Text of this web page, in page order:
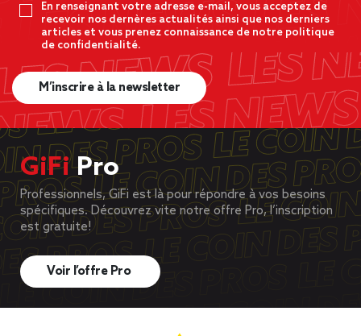
En renseignant votre adresse e-mail, vous acceptez de
recevoir nos dernères actualités ainsi que nos derniers
articles et vous prenez connaissance de notre politique
de confidentialité.
M’inscrire à la newsletter
GiFiPro
Professionnels, GiFi est là pour répondre à vos besoins
spécifiques. Découvrez vite notre offre Pro, l’inscription
est gratuite!
Voir l’offre Pro